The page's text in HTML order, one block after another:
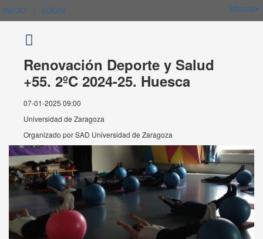
INICIO | LOGIN Idioma
Renovación Deporte y Salud
+55. 2ºC 2024-25. Huesca
07-01-2025 09:00
Universidad de Zaragoza
Organizado porSAD Universidad de Zaragoza